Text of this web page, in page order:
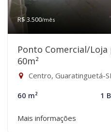
R$ 3.500/mês
Ponto Comercial/
60m²
Centro, Guaratinguetá-
60 m² 1
Mais informações